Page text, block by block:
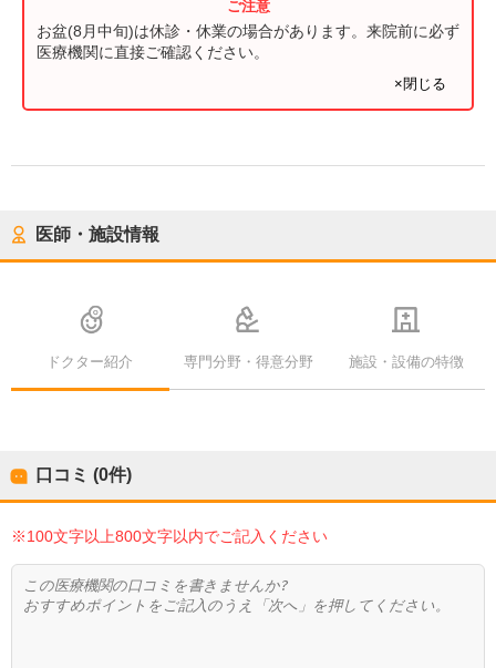
お盆(8月中旬)は休診・休業の場合があります。来院前に必ず
医療機関に直接ご確認ください。
×閉じる
医師・施設情報
ドクター紹介 専門分野・得意分野 施設・設備の特徴
口コミ (0件)
※100文字以上800文字以内でご記入ください